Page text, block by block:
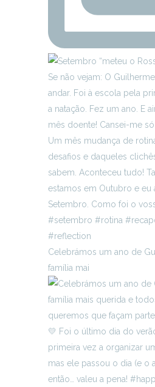
Celebrámos um ano de
família mai